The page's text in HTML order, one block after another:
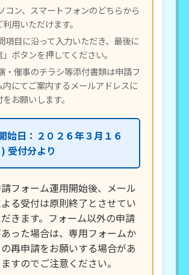
コン、スマートフォンのどちらから
用いただけます。
項目に沿って入力いただき、最後に
」ボタンを押してください。
・催事のチラシ等添付書類は申請フ
内にてご案内するメールアドレスに
お願いします。
始日：２０２６年３月１６
受付分より
フォーム運用開始後、メール
る受付は原則終了とさせてい
きます。フォーム以外の申請
った場合は、専用フォームか
再申請をお願いする場合があ
すのでご注意ください。